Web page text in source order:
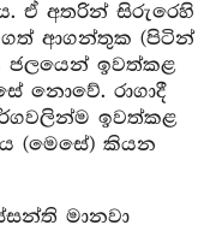
ඒ අතරින් සිරුරෙහි
ආගන්තුක (පිටින්
ජලයෙන් ඉවත්කළ
නොවේ. රාගාදී
ඉවත්කළ
(මෙසේ) කියන
මානවා